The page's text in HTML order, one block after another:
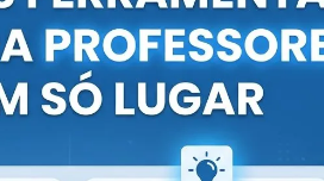
República e seus convidados.